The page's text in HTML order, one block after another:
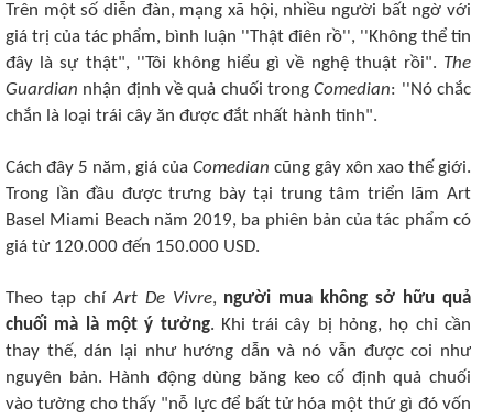
Trên một số diễn đàn, mạng xã hội, nhiều người bất ngờ với
giá trị của tác phẩm, bình luận ''Thật điên rồ'', ''Không thể tin
đây là sự thật", ''Tôi không hiểu gì về nghệ thuật rồi". The
Guardian nhận định về quả chuối trongComedian: ''Nó chắc
chắn là loại trái cây ăn được đắt nhất hành tinh".
Cách đây 5 năm, giá của Comedian cũng gây xôn xao thế giới.
Trong lần đầu được trưng bày tại trung tâm triển lãm Art
Basel Miami Beach năm 2019, ba phiên bản của tác phẩm có
giá từ 120.000 đến 150.000 USD.
Theo tạp chíArt De Vivre, người mua không sở hữu quả
chuối mà là một ý tưởng. Khi trái cây bị hỏng, họ chỉ cần
thay thế, dán lại như hướng dẫn và nó vẫn được coi như
nguyên bản. Hành động dùng băng keo cố định quả chuối
vào tường cho thấy "nỗ lực để bất tử hóa một thứ gì đó vốn